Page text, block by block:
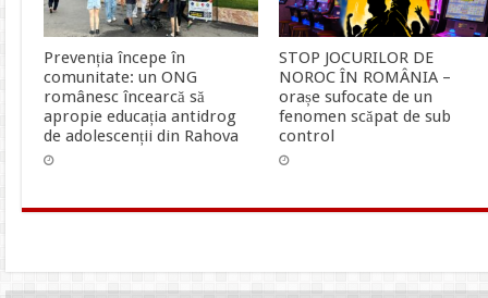
Prevenția începe în
comunitate: un ONG
românesc încearcă să
apropie educația antidrog
de adolescenții din Rahova
STOP JOCURILOR DE
NOROC ÎN ROMÂNIA –
orașe sufocate de un
fenomen scăpat de sub
control